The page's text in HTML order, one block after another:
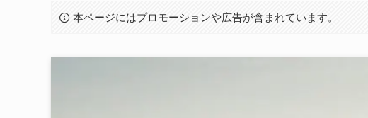
本ページにはプロモーションや広告が含まれています。